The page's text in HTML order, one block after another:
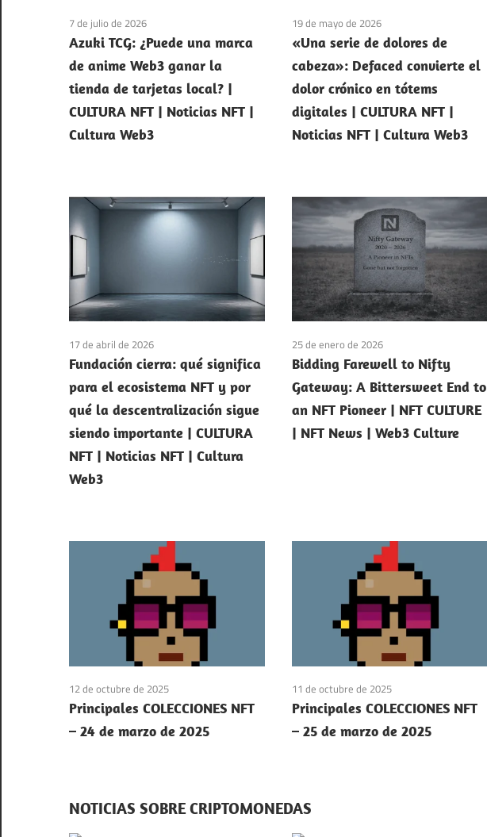
7 de julio de 2026
Azuki TCG: ¿Puede una marca
de anime Web3 ganar la
tienda de tarjetas local? |
CULTURA NFT | Noticias NFT |
Cultura Web3
19 de mayo de 2026
«Una serie de dolores de
cabeza»: Defaced convierte el
dolor crónico en tótems
digitales | CULTURA NFT |
Noticias NFT | Cultura Web3
17 de abril de 2026
Fundación cierra: qué significa
para el ecosistema NFT y por
qué la descentralización sigue
siendo importante | CULTURA
NFT | Noticias NFT | Cultura
Web3
25 de enero de 2026
Bidding Farewell to Nifty
Gateway: A Bittersweet End to
an NFT Pioneer | NFT CULTURE
| NFT News | Web3 Culture
12 de octubre de 2025
Principales COLECCIONES NFT
– 24 de marzo de 2025
11 de octubre de 2025
Principales COLECCIONES NFT
– 25 de marzo de 2025
NOTICIAS SOBRE CRIPTOMONEDAS